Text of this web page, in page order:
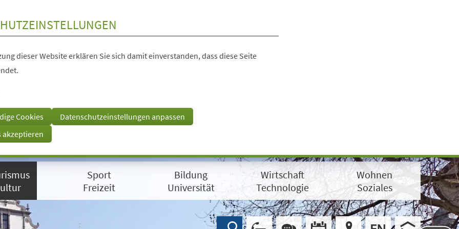
dieser Website erklären Sie sich damit einverstanden, dass diese Seite
Cookies
Datenschutzeinstellungen anpassen
akzeptieren
Sport
Freizeit
Bildung
Universität
Wirtschaft
Technologie
Wohnen
Soziales